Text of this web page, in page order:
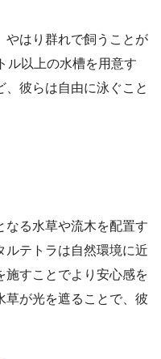
やはり群れで飼うことが
ル以上の水槽を用意す
、彼らは自由に泳ぐこと
なる水草や流木を配置す
ルテトラは自然環境に近
施すことでより安心感を
草が光を遮ることで、彼